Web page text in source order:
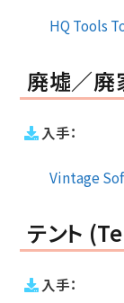
HQ Tools
廃墟／廃
入手：
Vintage
テント
入手：